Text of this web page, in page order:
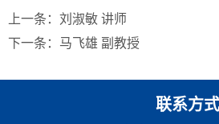
上一条： 刘淑敏 讲师
下一条： 马飞雄 副教授
联系方式